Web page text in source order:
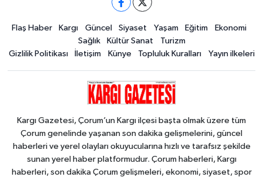
Flaş Haber Kargı Güncel Siyaset Yaşam Eğitim
Ekonomi
Sağlık
Kültür Sanat
Turizm
Gizlilik Politikası
İletişim Künye Topluluk Kuralları Yayın ilkeleri
Kargı Gazetesi, Çorum’un Kargı ilçesi başta olmak üzere tüm
Çorum genelinde yaşanan son dakika gelişmelerini, güncel
haberleri ve yerel olayları okuyucularına hızlı ve tarafsız şekilde
sunan yerel haber platformudur. Çorum haberleri, Kargı
haberleri, son dakika Çorum gelişmeleri, ekonomi, siyaset, spor